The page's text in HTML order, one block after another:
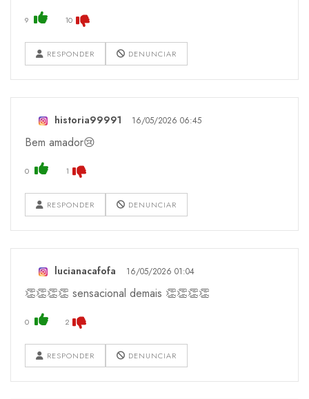
9 10
RESPONDER DENUNCIAR
historia99991 16/05/2026 06:45
Bem amador😢
0 1
RESPONDER DENUNCIAR
lucianacafofa 16/05/2026 01:04
👏👏👏👏 sensacional demais 👏👏👏👏
0 2
RESPONDER DENUNCIAR